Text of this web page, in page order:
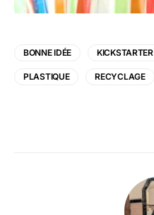
BONNE IDÉE KICKSTARTER
PLASTIQUE RECYCLAGE